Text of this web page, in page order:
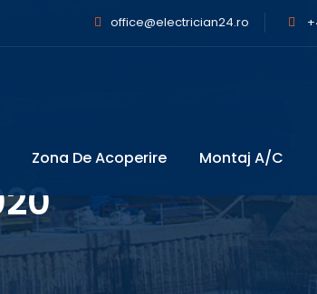
office@electrician24.ro
Zona De Acoperire Montaj A/C